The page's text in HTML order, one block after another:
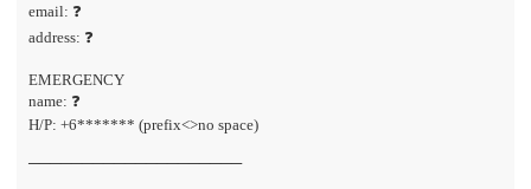
email: ❓
address: ❓
EMERGENCY
name: ❓
H/P: +6******* (prefix<>no space)
────────────────────